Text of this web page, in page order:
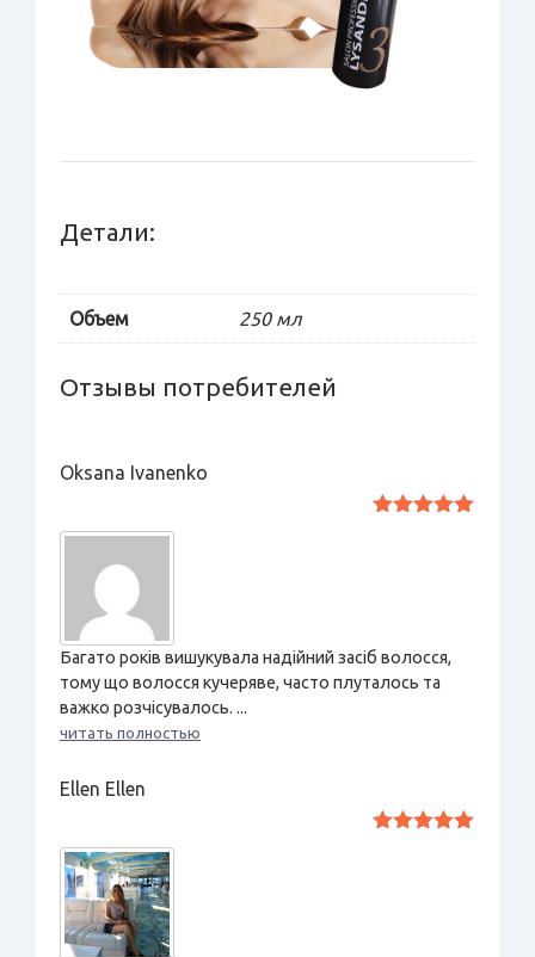
Детали:
Объем 250 мл
Отзывы потребителей
Oksana Ivanenko
Багато років вишукувала надійний засіб волосся,
тому що волосся кучеряве, часто плуталось та
важко розчісувалось. ...
читать полностью
Ellen Ellen